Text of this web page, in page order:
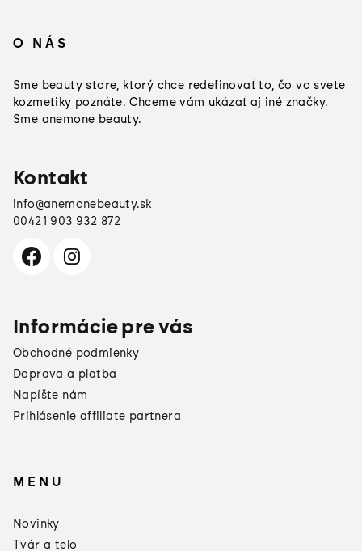
O NÁS
Sme beauty store, ktorý chce redefinovať to, čo vo svete
kozmetiky poznáte. Chceme vám ukázať aj iné značky.
Sme anemone beauty.
Kontakt
info@anemonebeauty.sk
00421 903 932 872
Informácie pre vás
Obchodné podmienky
Doprava a platba
Napíšte nám
Prihlásenie affiliate partnera
MENU
Novinky
Tvár a telo